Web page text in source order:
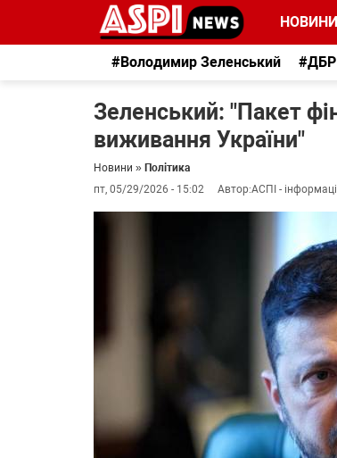
НОВИНИ
#Володимир Зеленський #ДБР
Зеленський: "Пакет
виживання України"
Новини » Політика
пт, 05/29/2026 - 15:02
Автор:АСПІ -